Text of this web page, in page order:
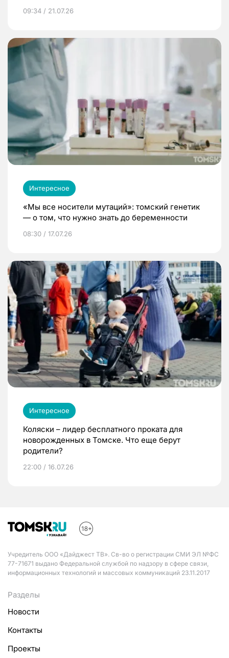
09:34 / 21.07.26
Интересное
«Мы все носители мутаций»: томский генетик
— о том, что нужно знать до беременности
08:30 / 17.07.26
Интересное
Коляски – лидер бесплатного проката для
новорожденных в Томске. Что еще берут
родители?
22:00 / 16.07.26
Учредитель ООО «Дайджест ТВ». Св-во о регистрации СМИ ЭЛ №ФС
77-71671 выдано Федеральной службой по надзору в сфере связи,
информационных технологий и массовых коммуникаций 23.11.2017
Разделы
Новости
Контакты
Проекты